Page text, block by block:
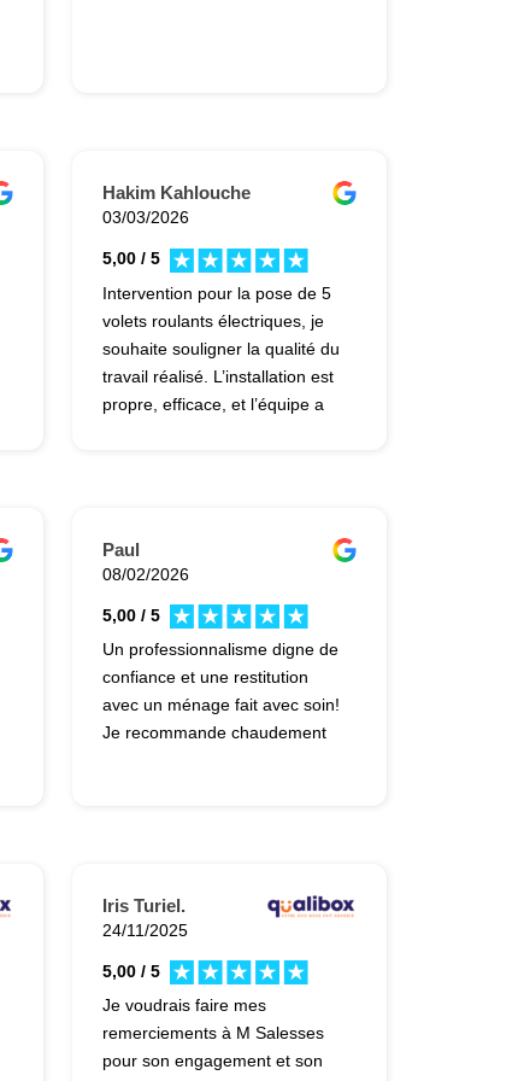
Hakim Kahlouche
03/03/2026
5,00 / 5
Intervention pour la pose de 5
volets roulants électriques, je
souhaite souligner la qualité du
travail réalisé. L’installation est
propre, efficace, et l’équipe a
bien que cela n’était pas prévu.
Merci pour votre
Paul
08/02/2026
5,00 / 5
Un professionnalisme digne de
confiance et une restitution
avec un ménage fait avec soin!
Je recommande chaudement
Iris Turiel.
24/11/2025
5,00 / 5
Je voudrais faire mes
remerciements à M Salesses
pour son engagement et son